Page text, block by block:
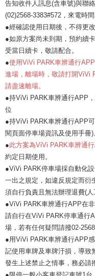
告知收件人訊息(含車號)與聯
(02)2568-3383#572，來電時
●經確認使用日期後，不得更
●如原方案尚未到期，預約續
受當日續卡，敬請配合。
●使用ViVi PARK車辨通行
進場，離場時，敬請打開ViVi
請盡速離場。
●持ViVi PARK車辨通行APP
位
●持ViVi PARK車辨通行APP
閱頁面停車場資訊及使用手冊)
●此方案為ViVi PARK車辨通
約定日期使用。
●ViVi PARK停車場採自動化
一出之規定，如違反規定而衍
須自行負責且無法辦理退費(人
●ViVi PARK車辨通行APP在
請自行在ViVi PARK停車通行
場，若有任何疑問請撥02-
●用ViVi PARK車辨通行APP
記使用車牌及車牌汙損，導致
發生上述禁止之情事，務必請